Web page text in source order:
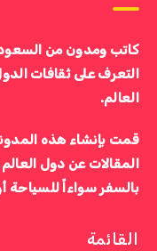
كاتب ومدون من
التعرف على ثقافات
العالم.
قمت بإنشاء هذه
المقالات عن دول
بالسفر سواءاً للسياحة
القائمة